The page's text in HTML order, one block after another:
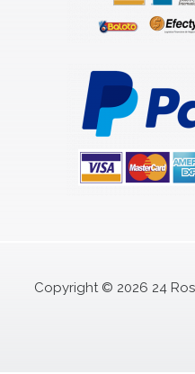
Copyright © 2026 24